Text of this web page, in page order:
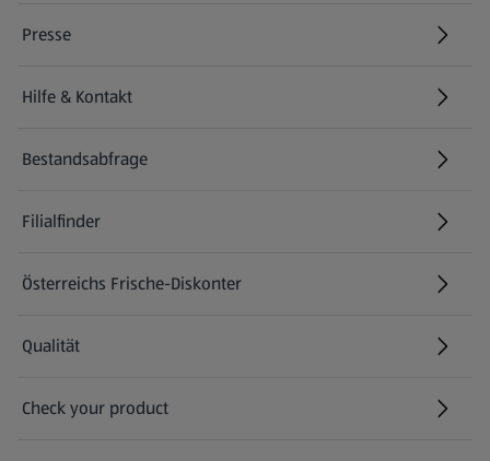
Presse
Hilfe & Kontakt
(öffnet in einem neuen Tab)
Bestandsabfrage
(öffnet in einem neuen Tab)
Filialfinder
Österreichs Frische-Diskonter
Qualität
Check your product
(öffnet in einem neuen Tab)